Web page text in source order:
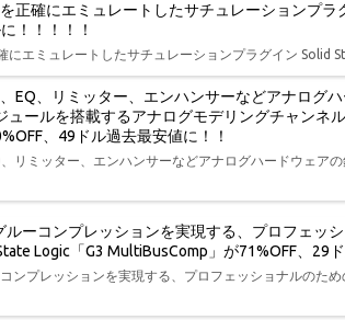
正確にエミュレートしたサチュレーションプラ
！！！！！
にエミュレートしたサチュレーションプラグイン Solid
EQ、リミッター、エンハンサーなどアナログ
ュールを搭載するアナログモデリングチャンネ
、49ドル過去最安値に！！
リミッター、エンハンサーなどアナログハードウェア
ルーコンプレッションを実現する、プロフェッ
Logic「G3 MultiBusComp」が71%OFF、29
コンプレッションを実現する、プロフェッショナルのた